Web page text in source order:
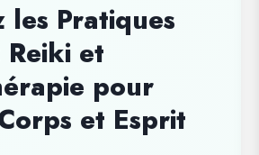
les Pratiques
Reiki et
pour
et Esprit